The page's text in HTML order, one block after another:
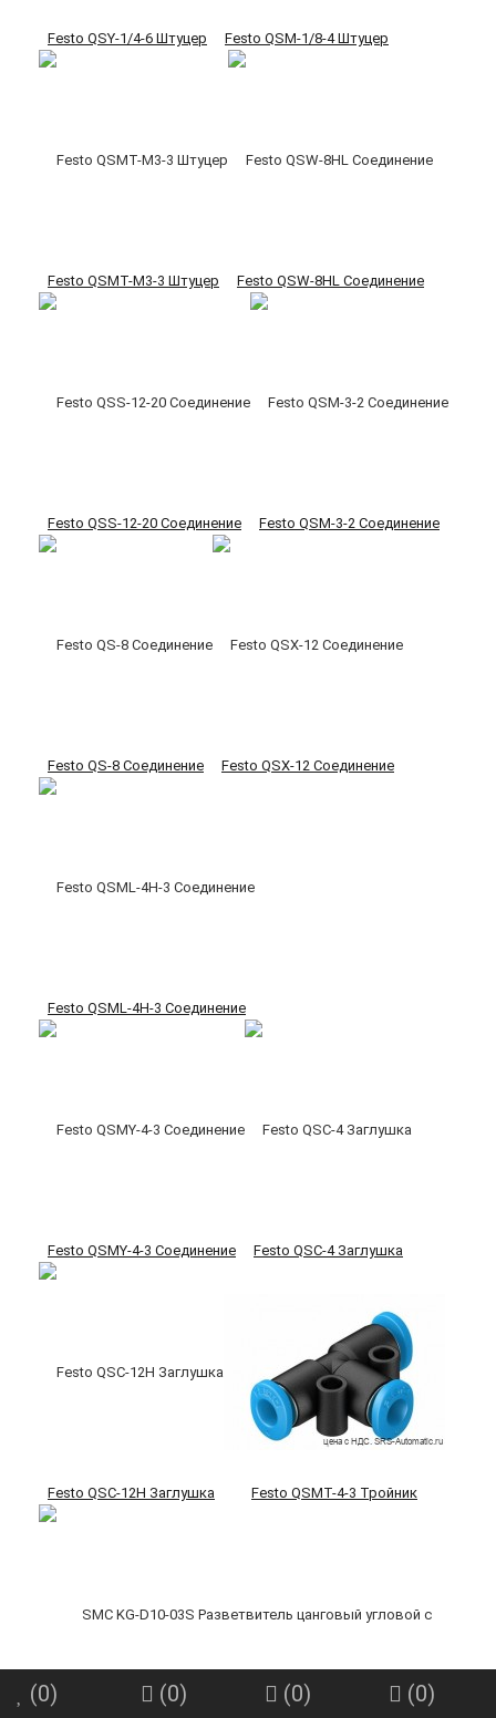
Festo QSY-1/4-6 Штуцер Festo QSM-1/8-4 Штуцер
Festo QSMT-M3-3 Штуцер Festo QSW-8HL Соединение
Festo QSS-12-20 Соединение Festo QSM-3-2 Соединение
Festo QS-8 Соединение Festo QSX-12 Соединение
Festo QSML-4H-3 Соединение
Festo QSMY-4-3 Соединение Festo QSC-4 Заглушка
Festo QSC-12H Заглушка Festo QSMT-4-3 Тройник
(0) (0) (0) (0)